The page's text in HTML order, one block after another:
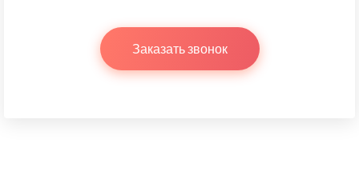
Заказать звонок